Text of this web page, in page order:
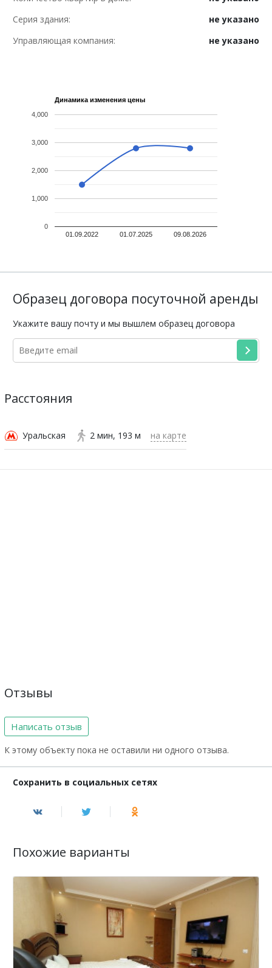
Серия здания:
не указано
Управляющая компания:
не указано
Динамика изменения цены
01.09.2022 01.07.2025 09.08.2026
0
1,000
2,000
3,000
4,000
Образец договора посуточной аренды
Укажите вашу почту и мы вышлем образец договора
Расстояния
Уральская 2 мин 193 м на карте
Отзывы
Написать отзыв
К этому объекту пока не оставили ни одного отзыва.
Сохранить в социальных сетях
Похожие варианты